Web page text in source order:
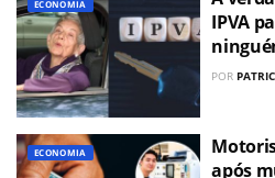
ECONOMIA
IPVA
POR
ECONOMIA
após